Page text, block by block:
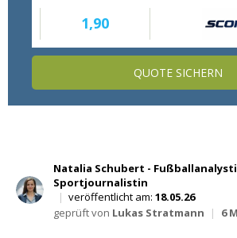
1,90
QUOTE SICHERN
Natalia Schubert -
Sportjournalistin
| veröffentlicht am: 18.05.26
geprüft von Lukas Stratmann | 6